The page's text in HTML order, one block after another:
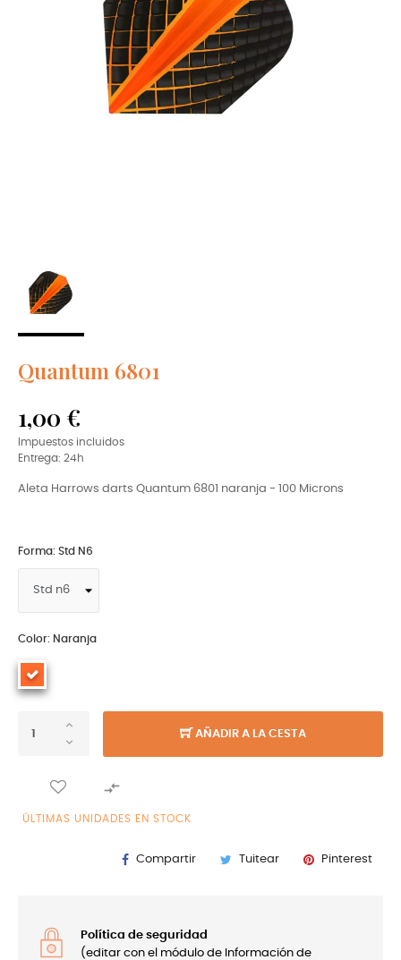
Quantum 6801
1,00 €
Impuestos incluidos
Entrega: 24h
Aleta Harrows darts Quantum 6801 naranja - 100 Microns
Forma: Std N6
Color: Naranja
AÑADIR A LA CESTA

ÚLTIMAS UNIDADES EN STOCK
Compartir Tuitear Pinterest
Política de seguridad
(editar con el módulo de Información de